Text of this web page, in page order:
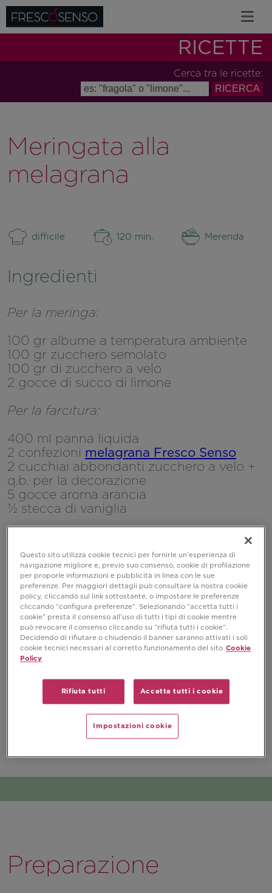
RICETTE
Cerca tra le ricette:
Meringata alla
melagrana
difficile 120 min. Merenda
Ingredienti
Per la meringa:
100 gr albume a temperatura ambiente
100 gr zucchero semolato
100 gr di zucchero a velo
2 gocce di succo di limone
Per la farcitura:
400 ml panna liquida
2 confezioni melagrana Fresco Senso
2 cucchiai abbondanti zucchero a velo +
q.b. per la decorazione
5 gocce aroma arancia
½ stecca di vaniglia
Preparazione
Questo sito utilizza cookie tecnici per fornirle un’esperienza di
navigazione migliore e, previo suo consenso, cookie di profilazione
per proporle informazioni e pubblicità in linea con le sue
preferenze. Per maggiori dettagli può consultare la nostra cookie
policy, cliccando sul link sottostante, o impostare le preferenze
cliccando “configura preferenze”. Selezionando “accetta tutti i
cookie” presta il consenso all’uso di tutti i tipi di cookie mentre
può revocare il consenso cliccando su “rifiuta tutti i cookie”.
Decidendo di rifiutare o chiudendo il banner saranno attivati i soli
cookie tecnici necessari al corretto funzionamento del sito Cookie
Policy
Rifiuta tutti Accetta tutti i cookie
Impostazioni cookie